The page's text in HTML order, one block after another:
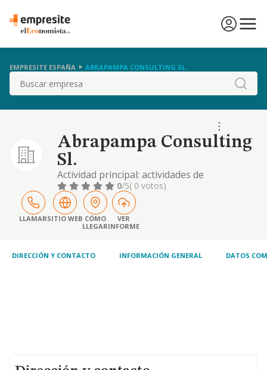
EMPRESITE ESPAÑA ABRAPAMPA CONSULTING SL.
Buscar
Abrapampa Consulting
Sl.
Actividad principal: actividades de
programación informática. a) el análisis,
diseño, desarrollo, investigación, mejora,
programación y creación de software, de
sitios web, de aplicaciones informáticas, de
aplicaciones para teléfonos móviles, de
0/5( 0 votos)
LLAMARSITIO WEB CÓMO
LLEGAR
VER
INFORME
DIRECCIÓN Y CONTACTO INFORMACIÓN GENERAL DATOS